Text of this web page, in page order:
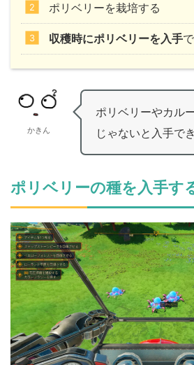
ポリベリーを栽培する
収穫時にポリベリーを入手
かきん
ポリベリーやカル
じゃないと入手で
ポリベリーの種を入手す